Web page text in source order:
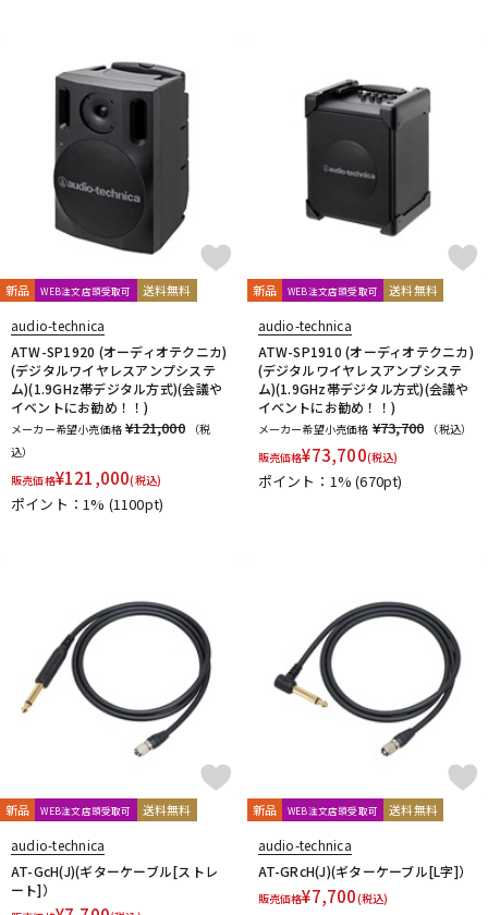
新品 WEB注文店頭受取可 送料無料
audio-technica
ATW-SP1920 (オーディオテクニカ)
(デジタルワイヤレスアンプシステ
ム)(1.9GHz帯デジタル方式)(会議や
イベントにお勧め！！)
メーカー希望小売価格 ¥121,000
（税
込）
販売価格¥121,000(税込)
ポイント：1% (1100pt)
新品 WEB注文店頭受取可 送料無料
audio-technica
ATW-SP1910 (オーディオテクニカ)
(デジタルワイヤレスアンプシステ
ム)(1.9GHz帯デジタル方式)(会議や
イベントにお勧め！！)
メーカー希望小売価格 ¥73,700
（税込）
販売価格¥73,700(税込)
ポイント：1%(670pt)
新品 WEB注文店頭受取可 送料無料
audio-technica
AT-GcH(J)(ギターケーブル[ストレ
ート]）
新品 WEB注文店頭受取可 送料無料
audio-technica
AT-GRcH(J)(ギターケーブル[L字]）
販売価格¥7,700(税込)